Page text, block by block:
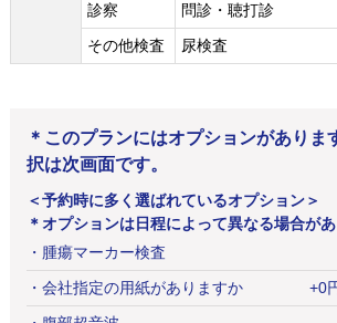
診察
問診・聴打診
その他検査
尿検査
＊このプランにはオプションがありま
択は次画面です。
＜予約時に多く選ばれているオプション＞
＊オプションは日程によって異なる場合があ
・ 腫瘍マーカー検査
・ 会社指定の用紙がありますか +0